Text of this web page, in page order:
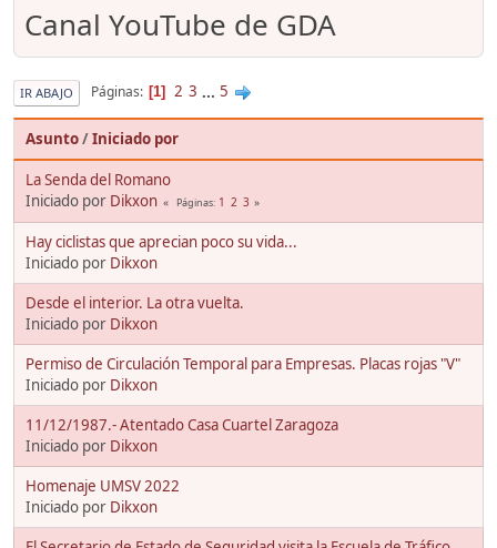
Canal YouTube de GDA
IR ABAJO Páginas 1 2 3 ... 5
Asunto/Iniciado por
La Senda del Romano
Iniciado por Dikxon Páginas 1 2 3
Hay ciclistas que aprecian poco su vida...
Iniciado por Dikxon
Desde el interior. La otra vuelta.
Iniciado por Dikxon
Permiso de Circulación Temporal para Empresas. Placas rojas "V"
Iniciado por Dikxon
11/12/1987.- Atentado Casa Cuartel Zaragoza
Iniciado por Dikxon
Homenaje UMSV 2022
Iniciado por Dikxon